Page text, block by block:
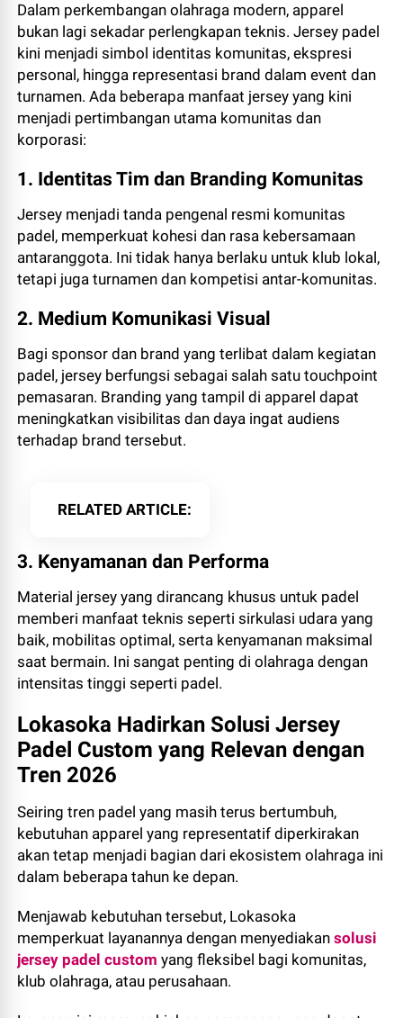
Dalam perkembangan olahraga modern, apparel
bukan lagi sekadar perlengkapan teknis. Jersey padel
kini menjadi simbol identitas komunitas, ekspresi
personal, hingga representasi brand dalam event dan
turnamen. Ada beberapa manfaat jersey yang kini
menjadi pertimbangan utama komunitas dan
korporasi:
1. Identitas Tim dan Branding Komunitas
Jersey menjadi tanda pengenal resmi komunitas
padel, memperkuat kohesi dan rasa kebersamaan
antaranggota. Ini tidak hanya berlaku untuk klub lokal,
tetapi juga turnamen dan kompetisi antar-komunitas.
2. Medium Komunikasi Visual
Bagi sponsor dan brand yang terlibat dalam kegiatan
padel, jersey berfungsi sebagai salah satu touchpoint
pemasaran. Branding yang tampil di apparel dapat
meningkatkan visibilitas dan daya ingat audiens
terhadap brand tersebut.
RELATED ARTICLE
3. Kenyamanan dan Performa
Material jersey yang dirancang khusus untuk padel
memberi manfaat teknis seperti sirkulasi udara yang
baik, mobilitas optimal, serta kenyamanan maksimal
saat bermain. Ini sangat penting di olahraga dengan
intensitas tinggi seperti padel.
Lokasoka Hadirkan Solusi Jersey
Padel Custom yang Relevan dengan
Tren 2026
Seiring tren padel yang masih terus bertumbuh,
kebutuhan apparel yang representatif diperkirakan
akan tetap menjadi bagian dari ekosistem olahraga ini
dalam beberapa tahun ke depan.
Menjawab kebutuhan tersebut, Lokasoka
memperkuat layanannya dengan menyediakansolusi
jersey padel customyang fleksibel bagi komunitas,
klub olahraga, atau perusahaan.